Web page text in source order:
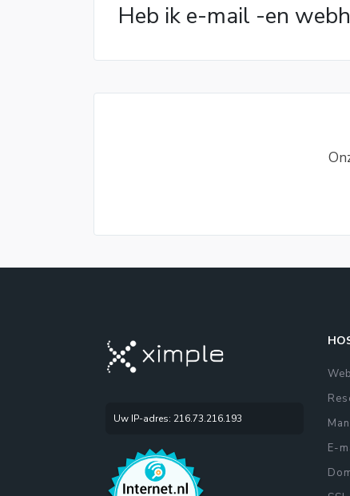
Heb ik e-mail -en
Uw IP-adres: 216.73.216.193
E-